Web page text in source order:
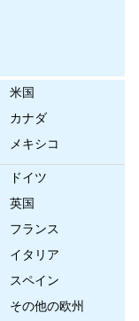
米国
カナダ
メキシコ
ドイツ
英国
フランス
イタリア
スペイン
その他の欧州